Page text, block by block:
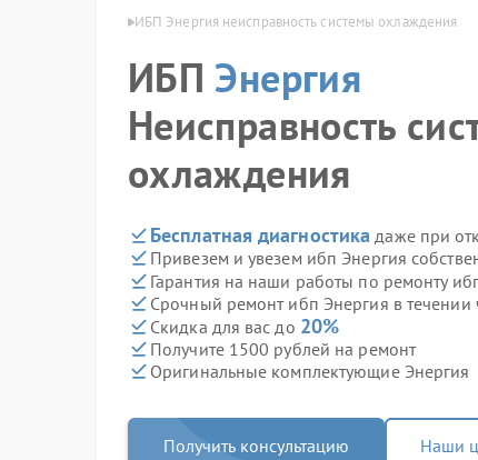
ИБП Энергия неисправность системы охлаждения
ИБПЭнергия
Неисправность
охлаждения
Бесплатная диагностика даже при
Привезем и увезем ибп Энергия
Гарантия на наши работы по ремонту
Срочный ремонт ибп Энергия в течении
Скидка для вас до 20%
Получите 1500 рублей на ремонт
Оригинальные комплектующие Энергия
Получить консультацию Наши